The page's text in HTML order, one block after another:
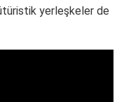
yerleşkeler de